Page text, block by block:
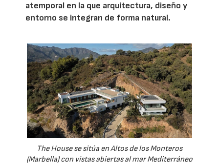
atemporal en la que arquitectura, diseño y
entorno se integran de forma natural.
The House se sitúa en Altos de los Monteros
(Marbella) con vistas abiertas al mar Mediterráneo